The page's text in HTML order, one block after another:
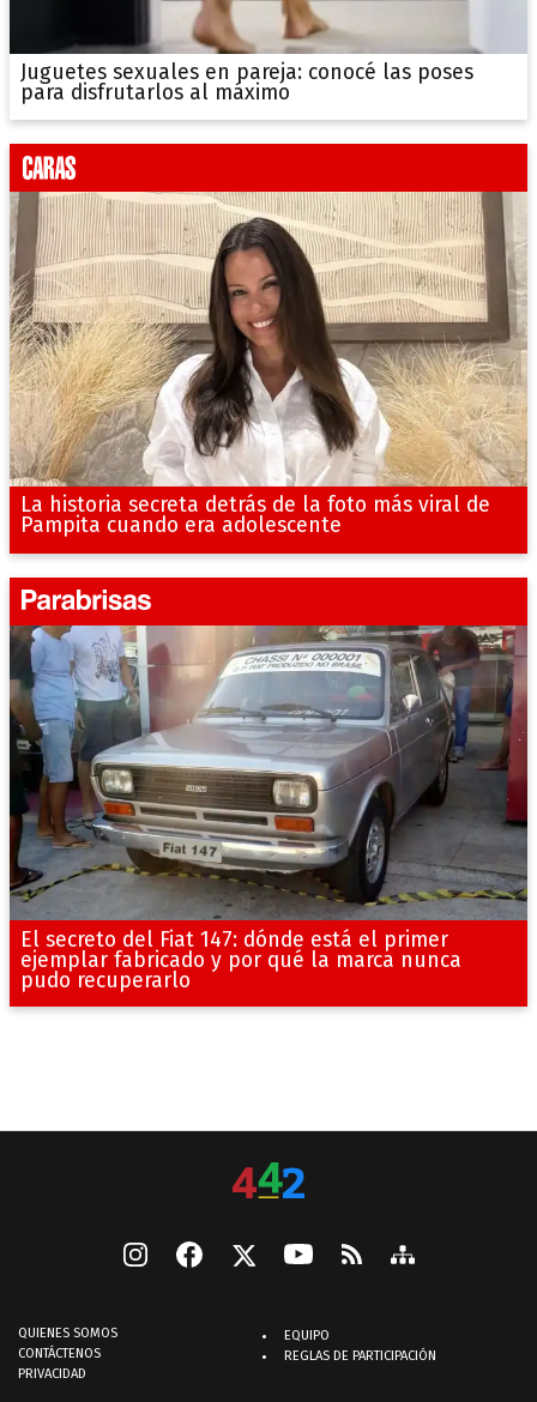
Juguetes sexuales en pareja: conocé las poses
para disfrutarlos al máximo
La historia secreta detrás de la foto más viral de
Pampita cuando era adolescente
El secreto del Fiat 147: dónde está el primer
ejemplar fabricado y por qué la marca nunca
pudo recuperarlo
QUIENES SOMOS
CONTÁCTENOS
PRIVACIDAD
EQUIPO
REGLAS DE PARTICIPACIÓN